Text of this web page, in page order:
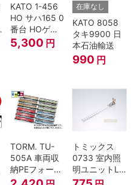
KATO 1-456
HO サハ165 0
番台 HOゲー
ジ
5,300 円
在庫なし
KATO 8058
タキ9900 日
本石油輸送
990 円
TORM. TU-
505A 車両収
納PEフォーム
12両用 (ライ
トミックス
0733 室内照
明ユニットLC
(白色)